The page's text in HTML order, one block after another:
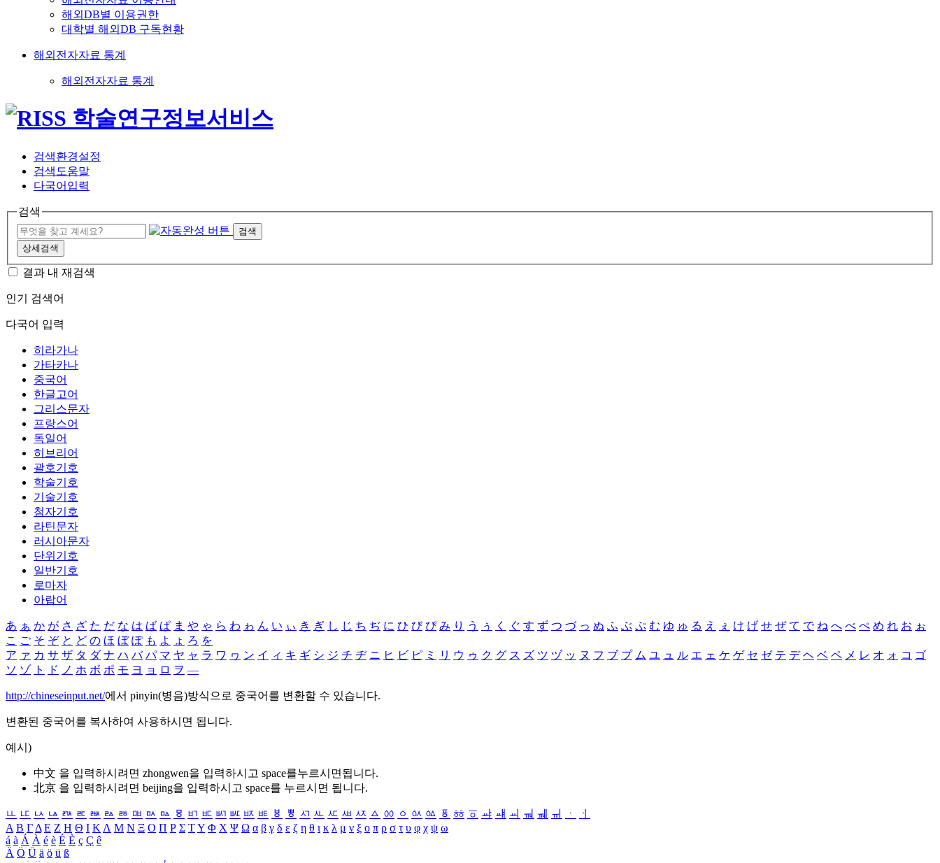
해외DB별 이용권한
대학별 해외DB 구독현황
해외전자자료 통계
해외전자자료 통계
검색환경설정
검색도움말
다국어입력
검색
검색
상세검색
결과 내 재검색
인기 검색어
다국어 입력
히라가나
가타카나
중국어
한글고어
그리스문자
프랑스어
독일어
히브리어
괄호기호
학술기호
기술기호
첨자기호
라틴문자
러시아문자
단위기호
일반기호
로마자
아랍어
あ ぁ か が さ ざ た だ な は ば ぱ ま や ゃ ら わ ゎ ん い ぃ き ぎ し じ ち ぢ に ひ び ぴ み り う ぅ く ぐ す ず つ づ っ ぬ ふ ぶ ぷ む ゆ ゅ る え ぇ け げ せ ぜ て で ね へ べ ぺ め れ お ぉ
こ ご そ ぞ と ど の ほ ぼ ぽ も よ ょ ろ を
ア ァ カ サ ザ タ ダ ナ ハ バ パ マ ヤ ャ ラ ワ ヮ ン イ ィ キ ギ シ ジ チ ヂ ニ ヒ ビ ピ ミ リ ウ ゥ ク グ ス ズ ツ ヅ ッ ヌ フ ブ プ ム ユ ュ ル エ ェ ケ ゲ セ ゼ テ デ ヘ ベ ペ メ レ オ ォ コ ゴ
ソ ゾ ト ド ノ ホ ボ ポ モ ヨ ョ ロ ヲ ―
http://chineseinput.net/에서 pinyin(병음)방식으로 중국어를 변환할 수 있습니다.
변환된 중국어를 복사하여 사용하시면 됩니다.
예시)
中文 을 입력하시려면 zhongwen을 입력하시고 space를누르시면됩니다.
北京 을 입력하시려면 beijing을 입력하시고 space를 누르시면 됩니다.
ㅥ ㅦ ㅧ ㅨ ㅩ ㅪ ㅫ ㅬ ㅭ ㅮ ㅯ ㅰ ㅱ ㅲ ㅳ ㅴ ㅵ ㅶ ㅷ ㅸ ㅹ ㅺ ㅻ ㅼ ㅽ ㅾ ㅿ ㆀ ㆁ ㆂ ㆃ ㆄ ㆅ ㆆ ㆇ ㆈ ㆉ ㆊ ㆋ ㆌ ㆍ
ㆎ
Α Β ΓΔ Ε Ζ Η Θ Ι ΚΛ Μ Ν Ξ Ο Π Ρ Σ ΤΥ Φ Χ Ψ Ω α β γ δ ε ζ η θ ι κ λ μ ν ξ ο π ρ σ τ υ φ χ ψ ω
á à Á À é è É È ç Ç ê
Ä Ö Ü ä ö ü ß